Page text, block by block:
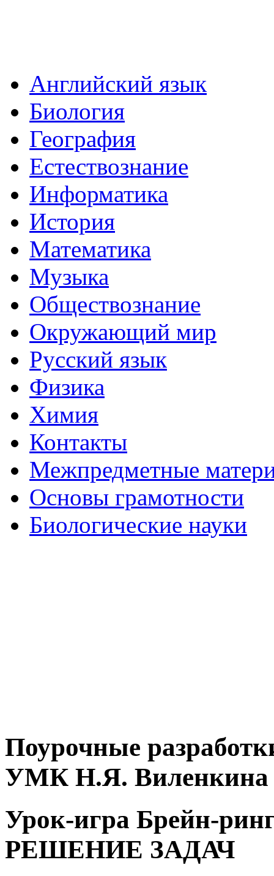
Английский язык
Биология
География
Естествознание
Информатика
История
Математика
Музыка
Обществознание
Окружающий мир
Русский язык
Физика
Химия
Контакты
Межпредметные
Основы грамотности
Биологические науки
Поурочные
УМК Н.Я. Виленкина
Урок-игра Брейн-
РЕШЕНИЕ ЗАДАЧ